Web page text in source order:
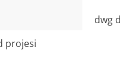
dwg
projesi